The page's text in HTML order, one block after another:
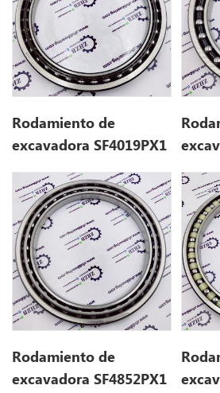
Rodamiento de
excavadora SF4019PX1
Rodamiento de
excavadora SF4852PX1